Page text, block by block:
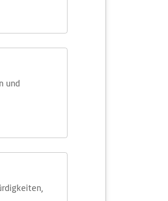
und